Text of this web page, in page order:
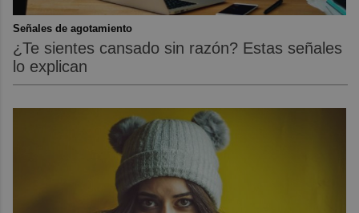
Señales de agotamiento
¿Te sientes cansado sin razón? Estas señales
lo explican